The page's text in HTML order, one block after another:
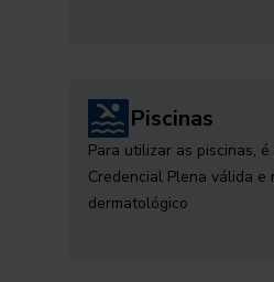
Piscinas
Para utilizar as piscinas,
Credencial Plena válida e
dermatológico